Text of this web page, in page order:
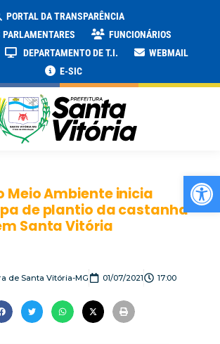
PORTAL DA TRANSPARÊNCIA
FUNCIONÁRIOS
DEPARTAMENTO DE T.I.
WEBMAIL
E-SIC
Meio Ambiente inicia
de plantio da castanha
Santa Vitória
de Santa Vitória-MG 01/07/2021 17:00